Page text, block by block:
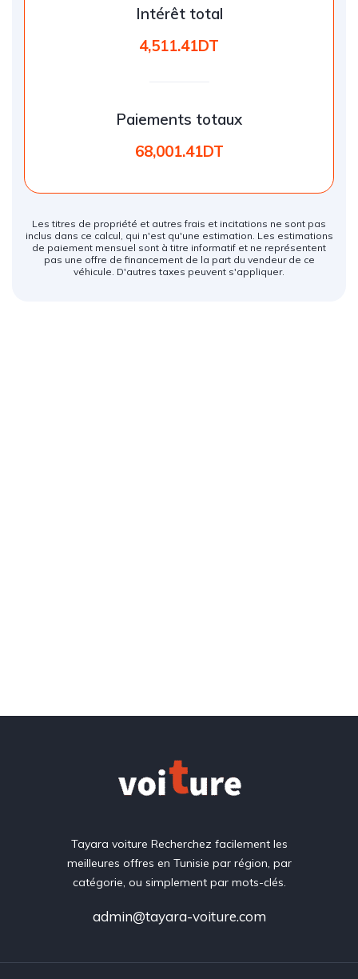
Intérêt total
4,511.41DT
Paiements totaux
68,001.41DT
Les titres de propriété et autres frais et incitations ne sont pas
inclus dans ce calcul, qui n'est qu'une estimation. Les estimations
de paiement mensuel sont à titre informatif et ne représentent
pas une offre de financement de la part du vendeur de ce
véhicule. D'autres taxes peuvent s'appliquer.
Tayara voiture Recherchez facilement les
meilleures offres en Tunisie par région, par
catégorie, ou simplement par mots-clés.
admin@tayara-voiture.com